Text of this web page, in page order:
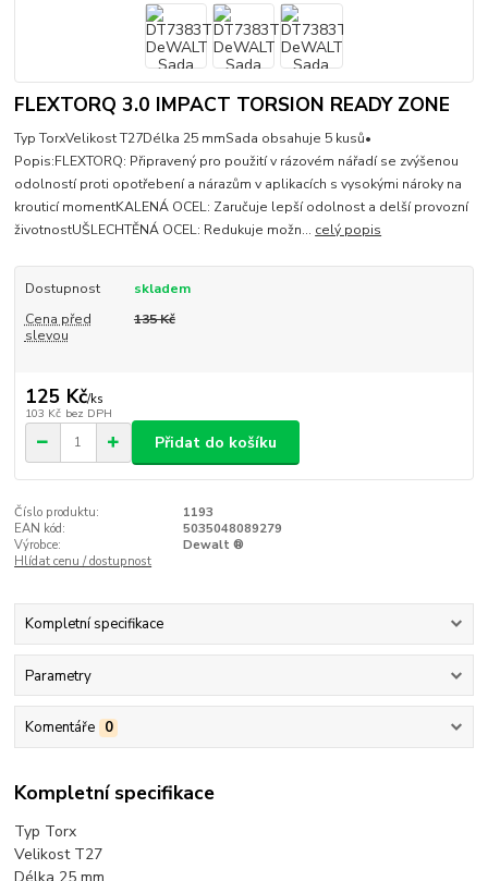
FLEXTORQ 3.0 IMPACT TORSION READY ZONE
Typ TorxVelikost T27Délka 25 mmSada obsahuje 5 kusů•
Popis:FLEXTORQ: Připravený pro použití v rázovém nářadí se zvýšenou
odolností proti opotřebení a nárazům v aplikacích s vysokými nároky na
krouticí momentKALENÁ OCEL: Zaručuje lepší odolnost a delší provozní
životnostUŠLECHTĚNÁ OCEL: Redukuje možn... celý popis
Dostupnost
skladem
Cena před
slevou
135 Kč
125 Kč/ks
103 Kč bez DPH
Přidat do košíku
Číslo produktu:
1193
EAN kód:
5035048089279
Výrobce:
Dewalt ®
Hlídat cenu / dostupnost
Kompletní specifikace
Parametry
Komentáře 0
Kompletní specifikace
Typ Torx
Velikost T27